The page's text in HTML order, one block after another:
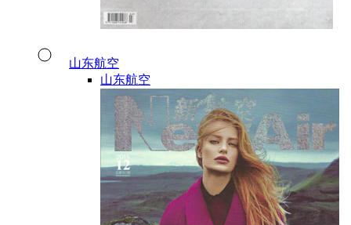
山东航空
山东航空